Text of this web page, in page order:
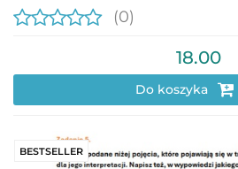
(0)
18.00
Do koszyka
BESTSELLER